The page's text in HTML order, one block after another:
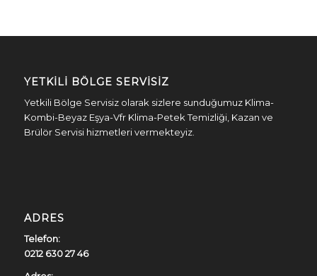
YETKILI BÖLGE SERVISIZ
Yetkili Bölge Servisiz olarak sizlere sunduğumuz Klima-
Kombi-Beyaz Eşya-Vfr Klima-Petek Temizliği, Kazan ve
Brülör Servisi hizmetleri vermekteyiz.
ADRES
Telefon:
0212 630 27 46